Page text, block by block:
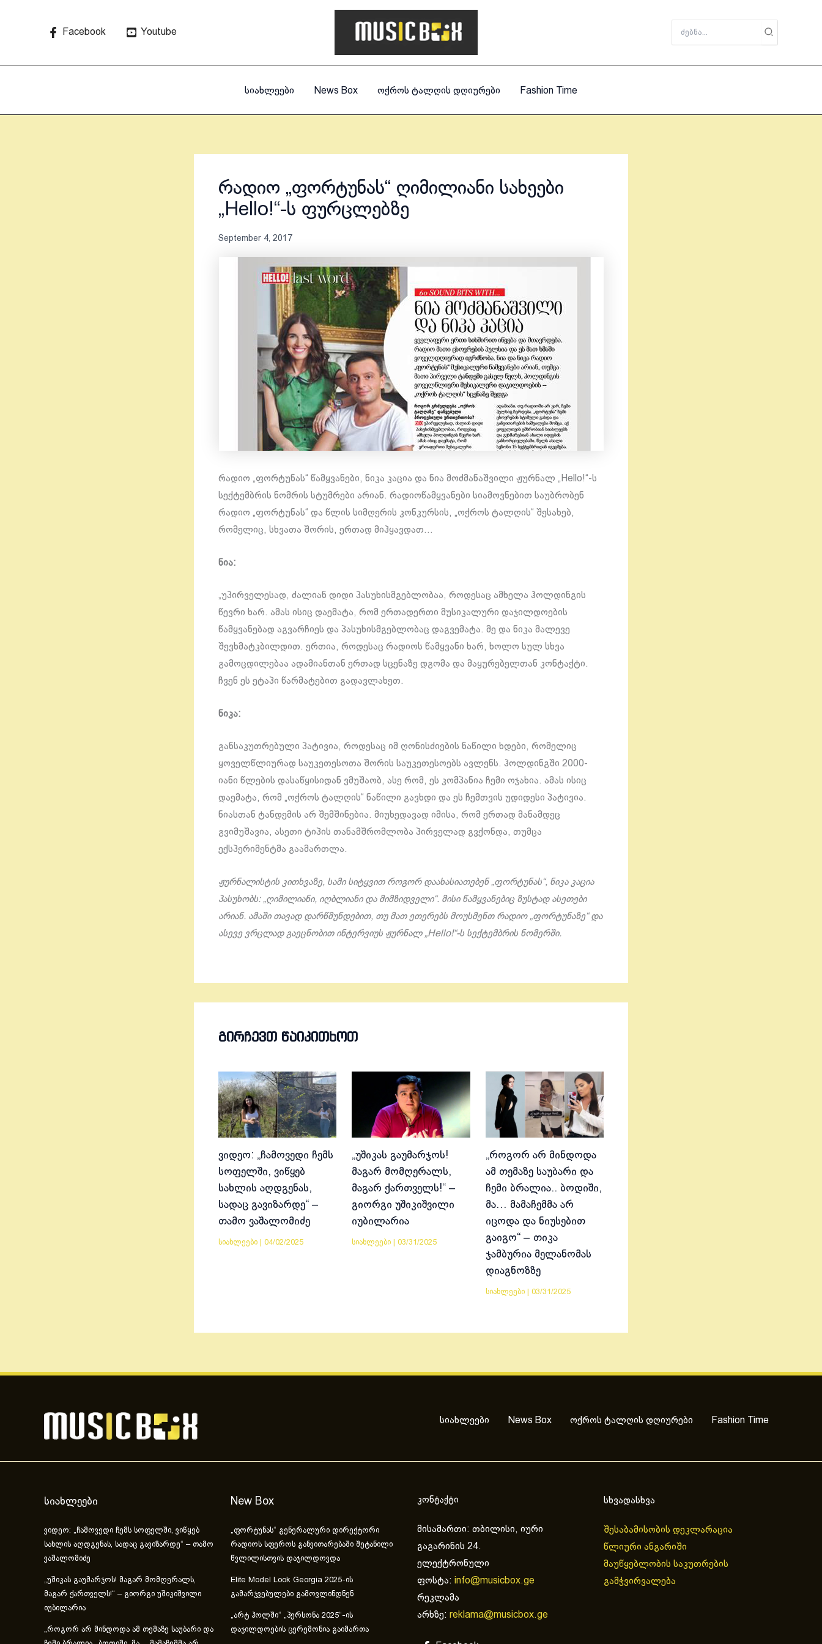
Facebook Youtube
for:
სიახლეები News Box ოქროს ტალღის დღიურები Fashion Time
რადიო „ფორტუნას“ ღიმილიანი სახეები
„Hello!“-ს ფურცლებზე
September 4, 2017
რადიო „ფორტუნას“ წამყვანები, ნიკა კაცია და ნია მოძმანაშვილი ჟურნალ „Hello!“-ს
სექტემბრის ნომრის სტუმრები არიან. რადიოწამყვანები სიამოვნებით საუბრობენ
რადიო „ფორტუნას“ და წლის სიმღერის კონკურსის, „ოქროს ტალღის“ შესახებ,
რომელიც, სხვათა შორის, ერთად მიჰყავდათ…
ნია:
„უპირველესად, ძალიან დიდი პასუხისმგებლობაა, როდესაც ამხელა ჰოლდინგის
წევრი ხარ. ამას ისიც დაემატა, რომ ერთადერთი მუსიკალური დაჯილდოების
წამყვანებად აგვარჩიეს და პასუხისმგებლობაც დაგვემატა. მე და ნიკა მალევე
შევხმატკბილდით. ერთია, როდესაც რადიოს წამყვანი ხარ, ხოლო სულ სხვა
გამოცდილებაა ადამიანთან ერთად სცენაზე დგომა და მაყურებელთან კონტაქტი.
ჩვენ ეს ეტაპი წარმატებით გადავლახეთ.
ნიკა:
განსაკუთრებული პატივია, როდესაც იმ ღონისძიების ნაწილი ხდები, რომელიც
ყოველწლიურად საუკეთესოთა შორის საუკეთესოებს ავლენს. ჰოლდინგში 2000-
იანი წლების დასაწყისიდან ვმუშაობ, ასე რომ, ეს კომპანია ჩემი ოჯახია. ამას ისიც
დაემატა, რომ „ოქროს ტალღის“ ნაწილი გავხდი და ეს ჩემთვის უდიდესი პატივია.
ნიასთან ტანდემის არ შემშინებია. მიუხედავად იმისა, რომ ერთად მანამდეც
გვიმუშავია, ასეთი ტიპის თანამშრომლობა პირველად გვქონდა, თუმცა
ექსპერიმენტმა გაამართლა.
ჟურნალისტის კითხვაზე, სამი სიტყვით როგორ დაახასიათებენ „ფორტუნას“, ნიკა კაცია
პასუხობს: „ღიმილიანი, იღბლიანი და მიმზიდველი“. მისი წამყვანებიც ზუსტად ასეთები
არიან. ამაში თავად დარწმუნდებით, თუ მათ ეთერებს მოუსმენთ რადიო „ფორტუნაზე“ და
ასევე ვრცლად გაეცნობით ინტერვიუს ჟურნალ „Hello!“-ს სექტემბრის ნომერში.
ᲒᲘᲠᲩᲔᲕᲗ ᲬᲐᲘᲙᲘᲗᲮᲝᲗ
ვიდეო: „ჩამოვედი ჩემს
სოფელში, ვიწყებ
სახლის აღდგენას,
სადაც გავიზარდე“ –
თამო ვაშალომიძე
სიახლეები 04/02/2025
„უშიკას გაუმარჯოს!
მაგარ მომღერალს,
მაგარ ქართველს!“ –
გიორგი უშიკიშვილი
იუბილარია
სიახლეები |03/31/2025
„როგორ არ მინდოდა
ამ თემაზე საუბარი და
ჩემი ბრალია.. ბოდიში,
მა… მამაჩემმა არ
იცოდა და ნიუსებით
გაიგო“ – თიკა
ჯამბურია მელანომას
დიაგნოზზე
სიახლეები| 03/31/2025
სიახლეები News Box ოქროს ტალღის დღიურები Fashion Time
სიახლეები
ვიდეო: „ჩამოვედი ჩემს სოფელში, ვიწყებ
სახლის აღდგენას, სადაც გავიზარდე“ – თამო
ვაშალომიძე
„უშიკას გაუმარჯოს! მაგარ მომღერალს,
მაგარ ქართველს!“ – გიორგი უშიკიშვილი
იუბილარია
„როგორ არ მინდოდა ამ თემაზე საუბარი და
New Box
„ფორტუნას“ გენერალური დირექტორი
რადიოს სფეროს განვითარებაში შეტანილი
წვლილისთვის დაჯილდოვდა
Elite Model Look Georgia 2025-ის
გამარჯვებულები გამოვლინდნენ
„არტ ჰოლში“ „პერსონა 2025“-ის
დაჯილდოების ცერემონია გაიმართა
კონტაქტი
მისამართი: თბილისი, იური
გაგარინის 24.
ელექტრონული
ფოსტა: info@musicbox.ge
რეკლამა
არხზე: reklama@musicbox.ge
სხვადასხვა
შესაბამისობის დეკლარაცია
წლიური ანგარიში
მაუწყებლობის საკუთრების
გამჭვირვალება